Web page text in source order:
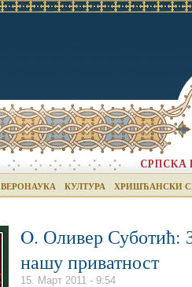
ВЕРОНАУКА КУЛТУРА ХРИШЋАНСКИ
O. Оливер Суботић:
нашу приватност
15. Март 2011 - 9:54